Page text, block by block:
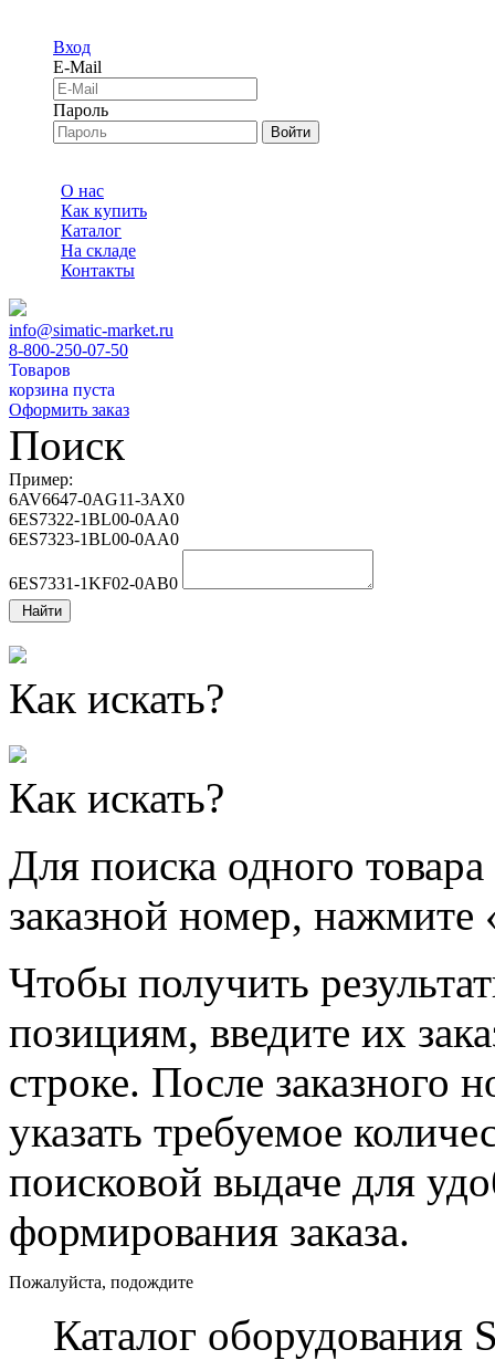
Вход
E-Mail
Пароль
Войти
О нас
Как купить
Каталог
На складе
Контакты
info@simatic-market.ru
8-800-250-07-50
Товаров
корзина пуста
Оформить заказ
Поиск
Пример:
6AV6647-0AG11-3AX0
6ES7322-1BL00-0AA0
6ES7323-1BL00-0AA0
6ES7331-1KF02-0AB0
Найти
Как искать?
Как искать?
Для поиска одного
заказной номер, нажмите
Чтобы получить
позициям, введите их
строке. После заказного
указать требуемое
поисковой выдаче для
формирования заказа.
Пожалуйста, подождите
Каталог оборудования